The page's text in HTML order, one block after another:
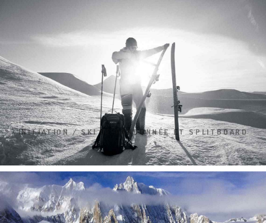
INITIATION / SKI DE RANDONNÉE ET SPLITBOARD